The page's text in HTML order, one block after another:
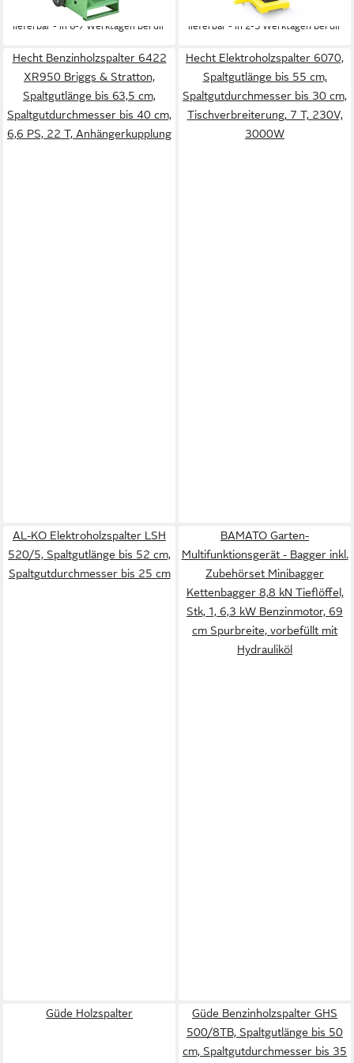
lieferbar - in 6-7 Werktagen bei dir lieferbar - in 2-3 Werktagen bei dir
Hecht Benzinholzspalter 6422
XR950 Briggs & Stratton,
Spaltgutlänge bis 63,5 cm,
Spaltgutdurchmesser bis 40 cm,
6,6 PS, 22 T, Anhängerkupplung
Hecht Elektroholzspalter 6070,
Spaltgutlänge bis 55 cm,
Spaltgutdurchmesser bis 30 cm,
Tischverbreiterung, 7 T, 230V,
3000W
AL-KO Elektroholzspalter LSH
520/5, Spaltgutlänge bis 52 cm,
Spaltgutdurchmesser bis 25 cm
BAMATO Garten-
Multifunktionsgerät - Bagger inkl.
Zubehörset Minibagger
Kettenbagger 8,8 kN Tieflöffel,
Stk, 1, 6,3 kW Benzinmotor, 69
cm Spurbreite, vorbefüllt mit
Hydrauliköl
Güde Holzspalter
Güde Benzinholzspalter GHS
500/8TB, Spaltgutlänge bis 50
cm, Spaltgutdurchmesser bis 35